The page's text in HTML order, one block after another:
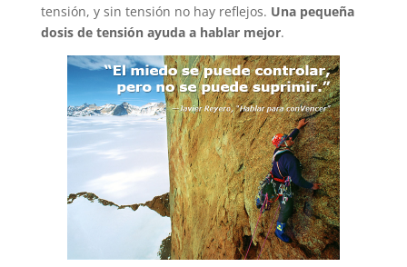
tensión, y sin tensión no hay reflejos. Una pequeña
dosis de tensión ayuda a hablar mejor.